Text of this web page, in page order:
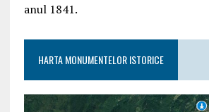
anul 1841.
HARTA MONUMENTELOR ISTORICE